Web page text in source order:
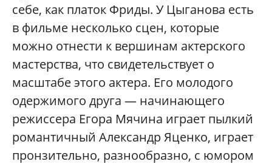
себе, как платок Фриды. У Цыганова есть
в фильме несколько сцен, которые
можно отнести к вершинам актерского
мастерства, что свидетельствует о
масштабе этого актера. Его молодого
одержимого друга — начинающего
режиссера Егора Мячина играет пылкий
романтичный Александр Яценко, играет
пронзительно, разнообразно, с юмором